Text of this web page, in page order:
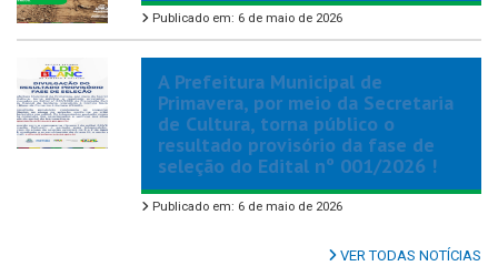
Publicado em: 6 de maio de 2026
A Prefeitura Municipal de
Primavera, por meio da Secretaria
de Cultura, torna público o
resultado provisório da fase de
seleção do Edital nº 001/2026 !
Publicado em: 6 de maio de 2026
VER TODAS NOTÍCIAS